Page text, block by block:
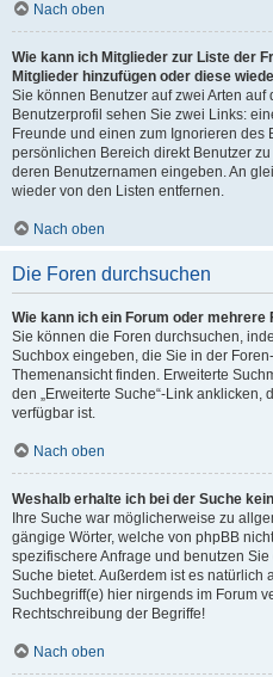
Nach oben
Wie kann ich Mitglieder zur Liste der
Mitglieder hinzufügen oder diese
Sie können Benutzer auf zwei Arten
Benutzerprofil sehen Sie zwei Links:
Freunde und einen zum Ignorieren des
persönlichen Bereich direkt Benutzer
deren Benutzernamen eingeben. An
wieder von den Listen entfernen.
Nach oben
Die Foren durchsuchen
Wie kann ich ein Forum oder mehrere
Sie können die Foren durchsuchen,
Suchbox eingeben, die Sie in der
Themenansicht finden. Erweiterte
den „Erweiterte Suche“-Link anklicken,
verfügbar ist.
Nach oben
Weshalb erhalte ich bei der Suche
Ihre Suche war möglicherweise zu
gängige Wörter, welche von phpBB
spezifischere Anfrage und benutzen
Suche bietet. Außerdem ist es natürlich
Suchbegriff(e) hier nirgends im Forum
Rechtschreibung der Begriffe!
Nach oben